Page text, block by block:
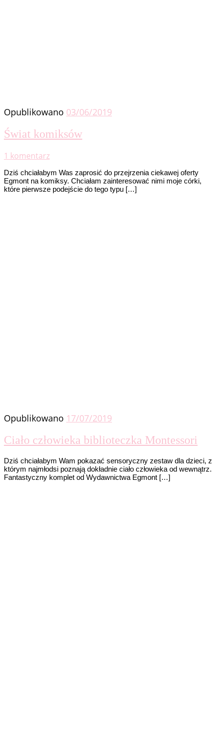
Opublikowano 03/06/2019
Świat komiksów
1 komentarz
Dziś chciałabym Was zaprosić do przejrzenia ciekawej oferty
Egmont na komiksy. Chciałam zainteresować nimi moje córki,
które pierwsze podejście do tego typu […]
Opublikowano 17/07/2019
Ciało człowieka biblioteczka Montessori
Dziś chciałabym Wam pokazać sensoryczny zestaw dla dzieci, z
którym najmłodsi poznają dokładnie ciało człowieka od wewnątrz.
Fantastyczny komplet od Wydawnictwa Egmont […]